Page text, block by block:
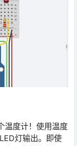
温度计！使用温度
灯输出。即使